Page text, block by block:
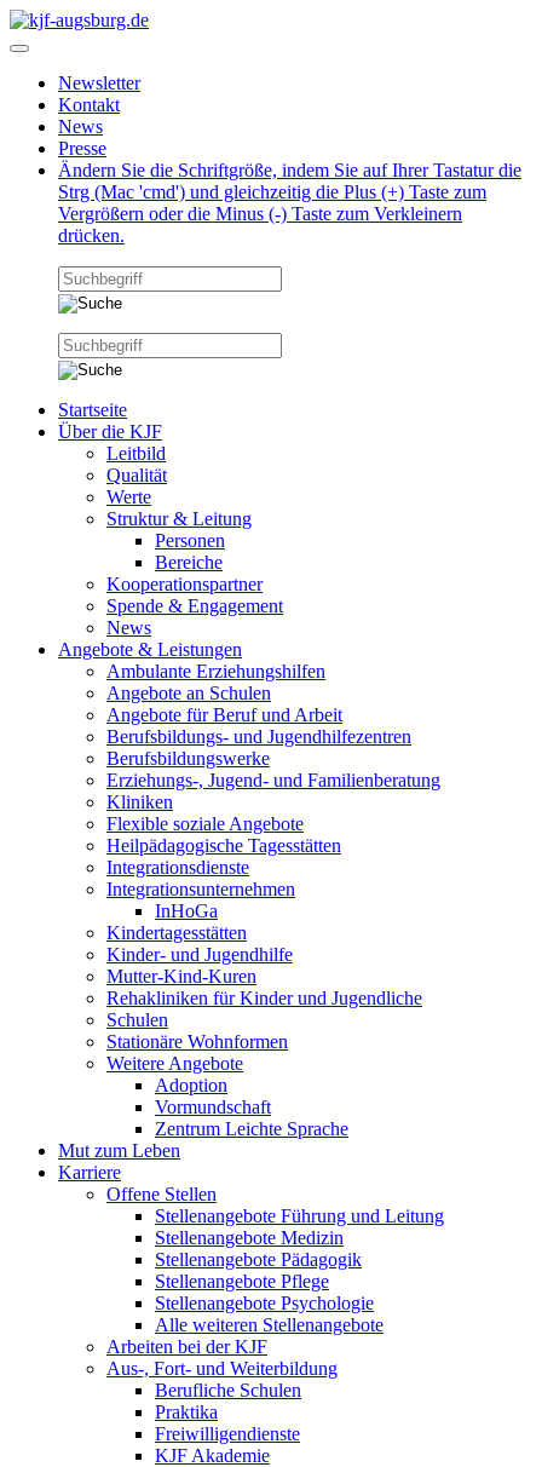
Newsletter
Kontakt
News
Presse
Ändern Sie die Schriftgröße, indem Sie auf Ihrer Tastatur die
Strg (Mac 'cmd') und gleichzeitig die Plus (+) Taste zum
Vergrößern oder die Minus (-) Taste zum Verkleinern
drücken.
Startseite
Über die KJF
Leitbild
Qualität
Werte
Struktur & Leitung
Personen
Bereiche
Kooperationspartner
Spende & Engagement
News
Angebote & Leistungen
Ambulante Erziehungshilfen
Angebote an Schulen
Angebote für Beruf und Arbeit
Berufsbildungs- und Jugendhilfezentren
Berufsbildungswerke
Erziehungs-, Jugend- und Familienberatung
Kliniken
Flexible soziale Angebote
Heilpädagogische Tagesstätten
Integrationsdienste
Integrationsunternehmen
InHoGa
Kindertagesstätten
Kinder- und Jugendhilfe
Mutter-Kind-Kuren
Rehakliniken für Kinder und Jugendliche
Schulen
Stationäre Wohnformen
Weitere Angebote
Adoption
Vormundschaft
Zentrum Leichte Sprache
Mut zum Leben
Karriere
Offene Stellen
Stellenangebote Führung und Leitung
Stellenangebote Medizin
Stellenangebote Pädagogik
Stellenangebote Pflege
Stellenangebote Psychologie
Alle weiteren Stellenangebote
Arbeiten bei der KJF
Aus-, Fort- und Weiterbildung
Berufliche Schulen
Praktika
Freiwilligendienste
KJF Akademie